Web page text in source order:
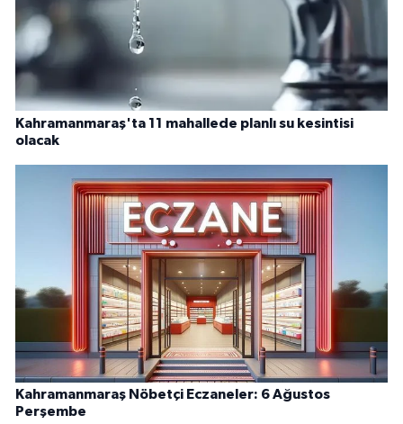
Kahramanmaraş'ta 11 mahallede planlı su kesintisi
olacak
Kahramanmaraş Nöbetçi Eczaneler: 6 Ağustos
Perşembe